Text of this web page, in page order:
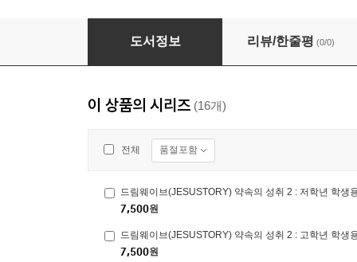
드림웨이브(JESUSTORY) 약속의 성취 2 : 미
도서정보 리뷰/한줄평 (0/0)
이 상품의 시리즈 (16개)
전체 품절포함
드림웨이브(JESUSTORY) 약속의 성취 2 : 저학년 학생
7,500원
드림웨이브(JESUSTORY) 약속의 성취 2 : 고학년 학생
7,500원